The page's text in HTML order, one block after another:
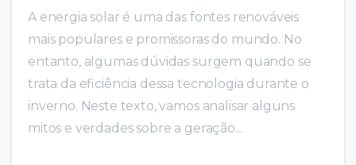
A energia solar é uma das fontes renováveis
mais populares e promissoras do mundo. No
entanto, algumas dúvidas surgem quando se
trata da eficiência dessa tecnologia durante o
inverno. Neste texto, vamos analisar alguns
mitos e verdades sobre a geração...